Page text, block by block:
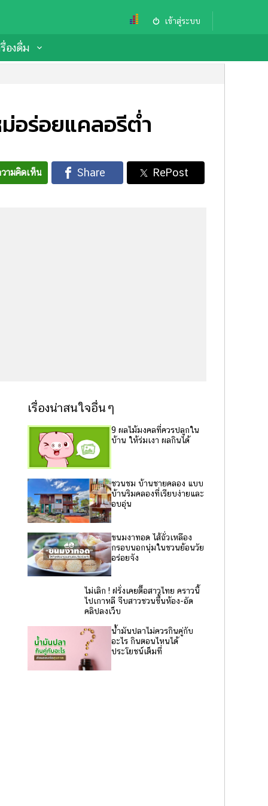
เข้าสู่ระบบ
องดื่ม
อร่อยแคลอรีต่ำ
ามคิดเห็น
เรื่องน่าสนใจอื่นๆ
9 ผลไม้มงคลที่ควรปลูกใน
บ้าน ให้ร่มเงา ผลกินได้
ชวนชม บ้านชายคลอง แบบ
บ้านริมคลองที่เรียบง่ายและ
อบอุ่น
ขนมงาทอด ไส้ถั่วเหลือง
กรอบนอกนุ่มในชวนย้อนวัย
อร่อยจัง
ไม่เลิก ! ฝรั่งเคยตื๊อสาวไทย คราวนี้
ไปเกาหลี จีบสาวชวนขึ้นห้อง-อัด
คลิปลงเว็บ
น้ำมันปลาไม่ควรกินคู่กับ
อะไร กินตอนไหนได้
ประโยชน์เต็มที่